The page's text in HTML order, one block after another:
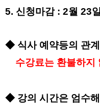
5. 신청마감 : 2월 23일
◆ 식사 예약등의 관
수강료는 환불하지
◆ 강의 시간은 엄수